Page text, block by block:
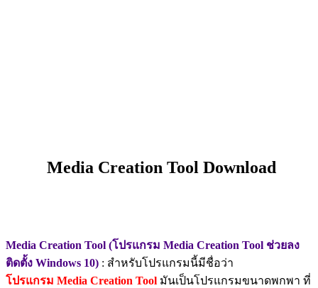
Media Creation Tool Download
Media Creation Tool (โปรแกรม Media Creation Tool ช่วยลง
ติดตั้ง Windows 10) : สำหรับโปรแกรมนี้มีชื่อว่า
โปรแกรม Media Creation Tool มันเป็นโปรแกรมขนาดพกพา ที่